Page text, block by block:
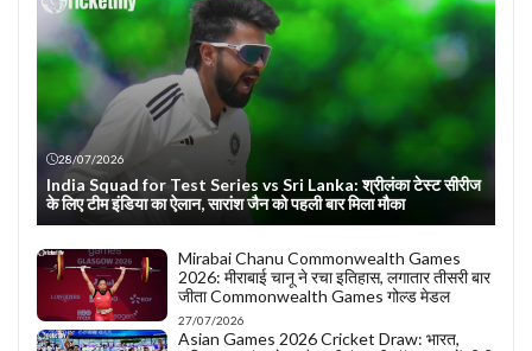
28/07/2026
India Squad for Test Series vs Sri Lanka: श्रीलंका टेस्ट सीरीज
के लिए टीम इंडिया का ऐलान, सारांश जैन को पहली बार मिला मौका
Mirabai Chanu Commonwealth Games
2026: मीराबाई चानू ने रचा इतिहास, लगातार तीसरी बार
जीता Commonwealth Games गोल्ड मेडल
27/07/2026
Asian Games 2026 Cricket Draw: भारत,